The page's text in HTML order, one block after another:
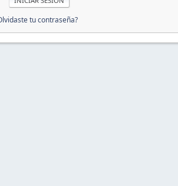
tu contraseña?